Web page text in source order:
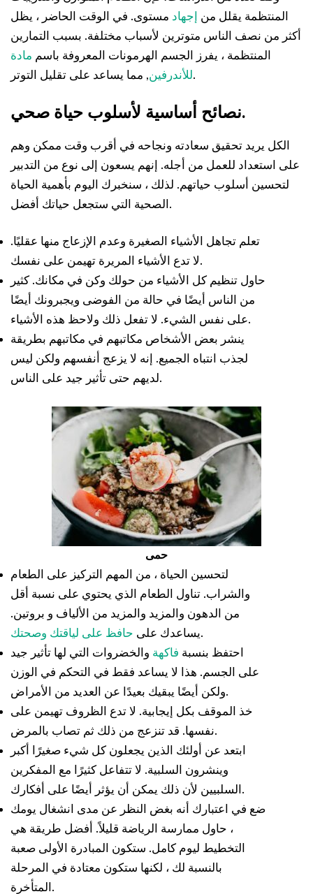
المنتظمة يقلل من
إجهاد مستوى. في الوقت الحاضر ، يظل
أكثر من نصف الناس متوترين لأسباب مختلفة. بسبب التمارين
المنتظمة ، يفرز الجسم الهرمونات المعروفة باسم مادة
للأندرفين, مما يساعد على تقليل التوتر.
نصائح أساسية لأسلوب حياة صحي.
الكل يريد تحقيق سعادته ونجاحه في أقرب وقت ممكن وهم
على استعداد للعمل من أجله. إنهم يسعون إلى نوع من التدبير
لتحسين أسلوب حياتهم. لذلك ، سنخبرك اليوم بأهمية الحياة
الصحية التي ستجعل حياتك أفضل.
تعلم تجاهل الأشياء الصغيرة وعدم الإزعاج منها عقليًا.
لا تدع الأشياء المريرة تهيمن على نفسك.
حاول تنظيم كل الأشياء من حولك وكن في مكانك. كثير
من الناس أيضًا في حالة من الفوضى ويجبرونك أيضًا
على نفس الشيء. لا تفعل ذلك ولاحظ هذه الأشياء.
ينشر بعض الأشخاص مكاتبهم في مكاتبهم بطريقة
لجذب انتباه الجميع. إنه لا يزعج أنفسهم ولكن ليس
لديهم حتى تأثير جيد على الناس.
حمى
لتحسين الحياة ، من المهم التركيز على الطعام
والشراب. تناول الطعام الذي يحتوي على نسبة أقل
من الدهون والمزيد والمزيد من الألياف و بروتين.
يساعدك على حافظ على لياقتك وصحتك
.
احتفظ بنسبة فاكهة والخضروات التي لها تأثير جيد
على الجسم. هذا لا يساعد فقط في التحكم في الوزن
ولكن أيضًا يبقيك بعيدًا عن العديد من الأمراض.
خذ الموقف بكل إيجابية. لا تدع الظروف تهيمن على
نفسها. قد تنزعج من ذلك ثم تصاب بالمرض.
ابتعد عن أولئك الذين يجعلون كل شيء صغيرًا أكبر
وينشرون السلبية. لا تتفاعل كثيرًا مع المفكرين
السلبيين لأن ذلك يمكن أن يؤثر أيضًا على أفكارك.
ضع في اعتبارك أنه بغض النظر عن مدى انشغال يومك
، حاول ممارسة الرياضة قليلاً. أفضل طريقة هي
التخطيط ليوم كامل. ستكون المبادرة الأولى صعبة
بالنسبة لك ، لكنها ستكون معتادة في المرحلة
المتأخرة.